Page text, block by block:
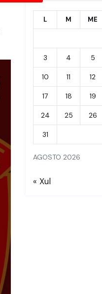
AGOSTO 2026
L M ME
3 4 5
10 11 12
17 18 19
24 25 26
31
« Xul